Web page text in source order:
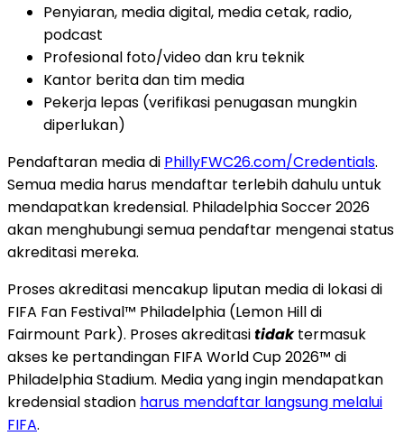
Penyiaran, media digital, media cetak, radio,
podcast
Profesional foto/video dan kru teknik
Kantor berita dan tim media
Pekerja lepas (verifikasi penugasan mungkin
diperlukan)
Pendaftaran media di PhillyFWC26.com/Credentials.
Semua media harus mendaftar terlebih dahulu untuk
mendapatkan kredensial. Philadelphia Soccer 2026
akan menghubungi semua pendaftar mengenai status
akreditasi mereka.
Proses akreditasi mencakup liputan media di lokasi di
FIFA Fan Festival™ Philadelphia (Lemon Hill di
Fairmount Park). Proses akreditasitidaktermasuk
akses ke pertandingan FIFA World Cup 2026™ di
Philadelphia Stadium. Media yang ingin mendapatkan
kredensial stadion harus mendaftar langsung melalui
FIFA.